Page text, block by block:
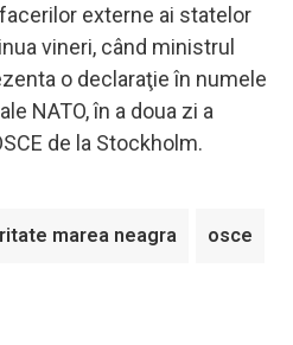
externe ai statelor
vineri, când ministrul
o declaraţie în numele
NATO, în a doua zi a
de la Stockholm.
marea neagra osce